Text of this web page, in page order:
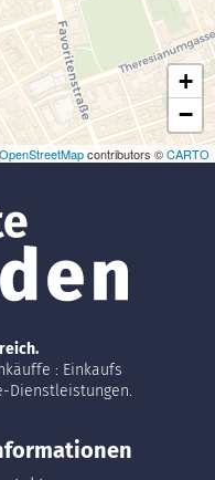
+
−
OpenStreetMapcontributors ©CARTO
: Einkaufs
Dienstleistungen.